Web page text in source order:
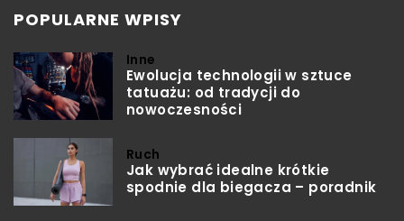
POPULARNE WPISY
Inne
Ewolucja technologii w sztuce
tatuażu: od tradycji do
nowoczesności
Ruch
Jak wybrać idealne krótkie
spodnie dla biegacza – poradnik